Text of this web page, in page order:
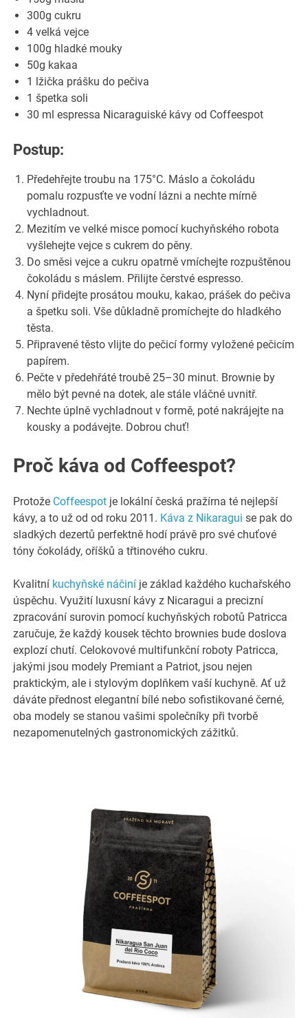
300g cukru
4 velká vejce
100g hladké mouky
50g kakaa
1 lžička prášku do pečiva
1 špetka soli
30 ml espressa Nicaraguiské kávy od Coffeespot
Postup:
Předehřejte troubu na 175°C. Máslo a čokoládu
pomalu rozpusťte ve vodní lázni a nechte mírně
vychladnout.
Mezitím ve velké misce pomocí kuchyňského robota
vyšlehejte vejce s cukrem do pěny.
Do směsi vejce a cukru opatrně vmíchejte rozpuštěnou
čokoládu s máslem. Přilijte čerstvé espresso.
Nyní přidejte prosátou mouku, kakao, prášek do pečiva
a špetku soli. Vše důkladně promíchejte do hladkého
těsta.
Připravené těsto vlijte do pečicí formy vyložené pečicím
papírem.
Pečte v předehřáté troubě 25–30 minut. Brownie by
mělo být pevné na dotek, ale stále vláčné uvnitř.
Nechte úplně vychladnout v formě, poté nakrájejte na
kousky a podávejte. Dobrou chuť!
Proč káva od Coffeespot?
Protože Coffeespot je lokální česká pražírna té nejlepší
kávy, a to už od od roku 2011. Káva z Nikaragui se pak do
sladkých dezertů perfektně hodí právě pro své chuťové
tóny čokolády, oříšků a třtinového cukru.
Kvalitní kuchyňské náčiní je základ každého kuchařského
úspěchu. Využití luxusní kávy z Nicaragui a precizní
zpracování surovin pomocí kuchyňských robotů Patricca
zaručuje, že každý kousek těchto brownies bude doslova
explozí chutí. Celokovové multifunkční roboty Patricca,
jakými jsou modely Premiant a Patriot, jsou nejen
praktickým, ale i stylovým doplňkem vaší kuchyně. Ať už
dáváte přednost elegantní bílé nebo sofistikované černé,
oba modely se stanou vašimi společníky při tvorbě
nezapomenutelných gastronomických zážitků.